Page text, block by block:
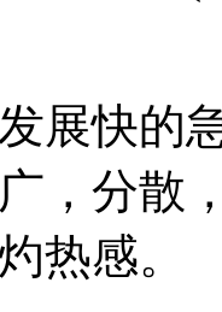
展快的
，分散
热感。